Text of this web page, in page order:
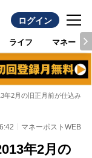
ログイン
ライフ マネー
2月の旧正月前が仕込み場
マネーポストWEB
年2月の